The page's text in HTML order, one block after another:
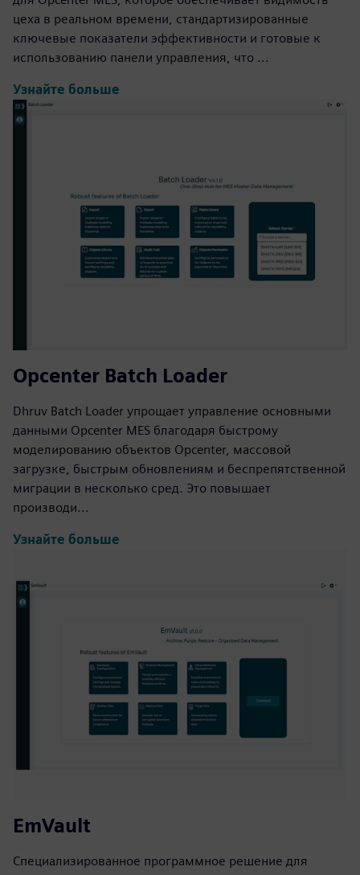
цеха в реальном времени, стандартизированные
ключевые показатели эффективности и готовые к
использованию панели управления, что ...
Узнайте больше
Opcenter Batch Loader
Dhruv Batch Loader упрощает управление основными
данными Opcenter MES благодаря быстрому
моделированию объектов Opcenter, массовой
загрузке, быстрым обновлениям и беспрепятственной
миграции в несколько сред. Это повышает
производи...
Узнайте больше
EmVault
Специализированное программное решение для